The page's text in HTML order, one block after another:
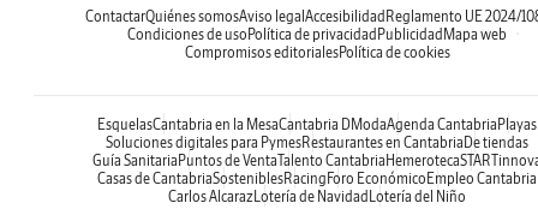
ContactarQuiénes somosAviso legalAccesibilidadReglamento UE 2024/
Condiciones de usoPolítica de privacidadPublicidadMapa web
Compromisos editorialesPolítica de cookies
EsquelasCantabria en la MesaCantabria DModaAgenda CantabriaPlayas
Soluciones digitales para PymesRestaurantes en CantabriaDe tiendas
Guía SanitariaPuntos de VentaTalento CantabriaHemeroteca
Casas de CantabriaSosteniblesRacingForo EconómicoEmpleo Cantabria
Carlos AlcarazLotería de NavidadLotería del Niño